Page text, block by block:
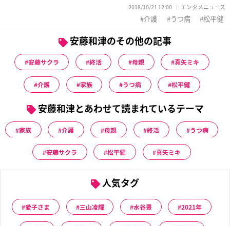
2018/10/21 12:00 エンタメニュース
介護 うつ病 松平健
安藤和津のその他の記事
安藤サクラ 終活 母親 真矢ミキ
介護 家族 うつ病 松平健
安藤和津とあわせて読まれているテーマ
家族 介護 母親 終活 うつ病
安藤サクラ 松平健 真矢ミキ
人気タグ
愛子さま 三山凌輝 水谷豊 2021年